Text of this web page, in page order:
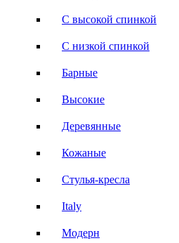
С высокой спинкой
С низкой спинкой
Барные
Высокие
Деревянные
Кожаные
Стулья-кресла
Italy
Модерн